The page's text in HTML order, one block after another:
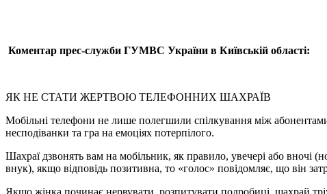
Коментар прес-служби ГУМВС України в Київській області:
ЯК НЕ СТАТИ ЖЕРТВОЮ ТЕЛЕФОННИХ ШАХРАЇВ
Мобільні телефони не лише полегшили спілкування між
несподіванки та гра на емоціях потерпілого.
Шахраї дзвонять вам на мобільник, як правило, увечері або вночі
внук), якщо відповідь позитивна, то «голос» повідомляє, що він
Якщо жінка починає нервувати, розпитувати подробиці, шахрай